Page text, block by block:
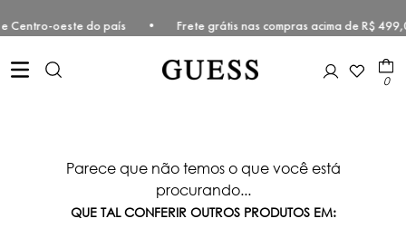
e Centro-oeste do país • Frete grátis nas compras acima de
0
Parece que não temos o que você está
procurando...
QUE TAL CONFERIR OUTROS PRODUTOS EM: